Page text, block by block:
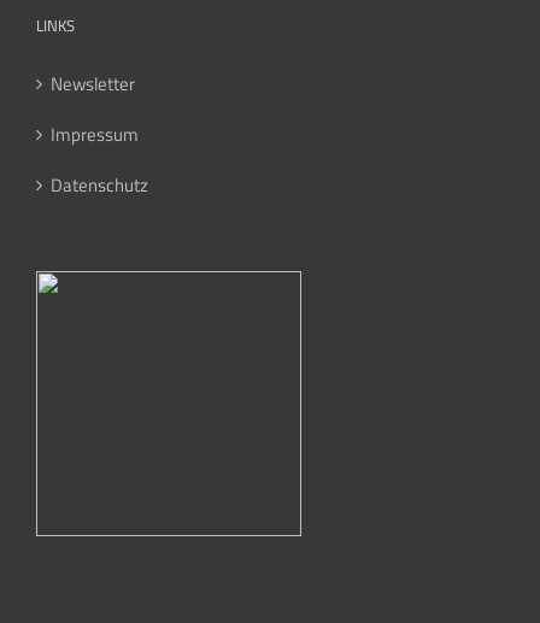
LINKS
Newsletter
Impressum
Datenschutz